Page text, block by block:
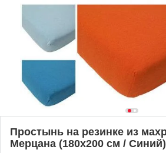
Простынь на резинке из
Мерцана (180х200 см / Синий)